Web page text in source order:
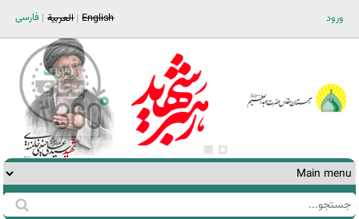
ورود فارسی العربية English
جستجو